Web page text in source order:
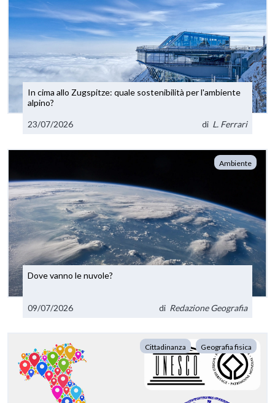
In cima allo Zugspitze: quale sostenibilità per l'ambiente
alpino?
23/07/2026 di L. Ferrari
Ambiente
Dove vanno le nuvole?
09/07/2026 di Redazione Geografia
Cittadinanza Geografia fisica